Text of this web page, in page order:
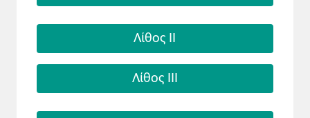
Λίθος ΙΙ
Λίθος ΙΙΙ